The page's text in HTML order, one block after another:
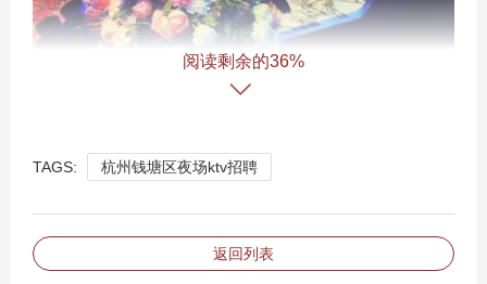
阅读剩余的36%
TAGS: 杭州钱塘区夜场ktv招聘
返回列表